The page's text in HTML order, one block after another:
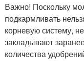
Важно! Поскольку
подкармливать
корневую систему,
закладывают
количества